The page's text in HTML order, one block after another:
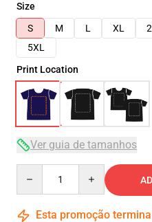
Size
S
M L XL
5XL
Print Location
Ver guia de tamanhos
Esta promoção